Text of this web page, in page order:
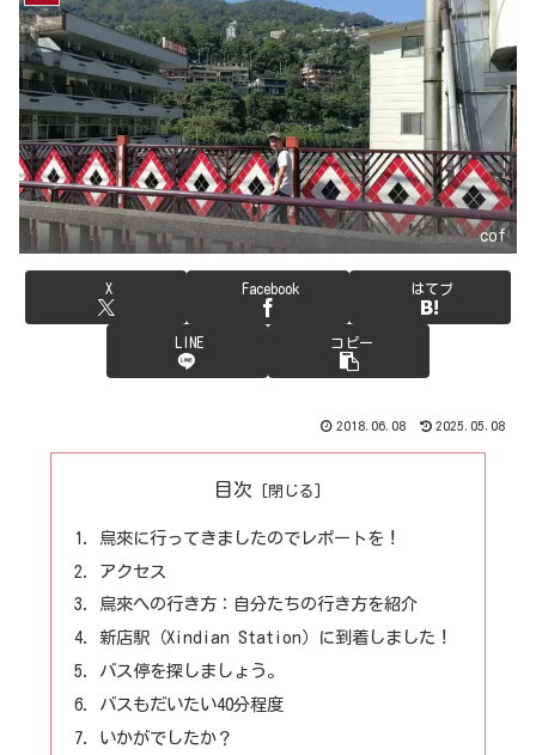
cof
X Facebook はてブ
LINE コピー
2018.06.08 2025.05.08
目次
烏來に行ってきましたのでレポートを！
アクセス
烏來への行き方：自分たちの行き方を紹介
新店駅（Xindian Station）に到着しました！
バス停を探しましょう。
バスもだいたい40分程度
いかがでしたか？